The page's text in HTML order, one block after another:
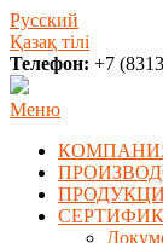
Русский
Қазақ тілі
Телефон: +7
Меню